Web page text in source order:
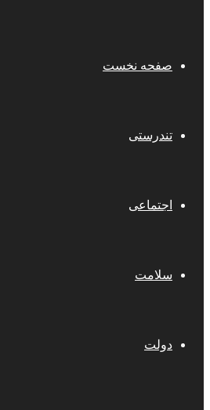
صفحه نخست
تندرستی
اجتماعی
سلامت
دولت